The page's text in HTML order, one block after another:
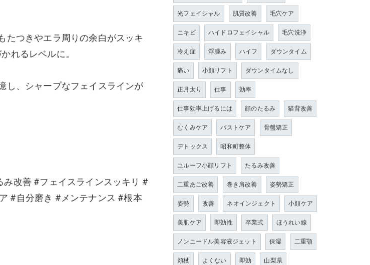
たつきやエラ周りの余白がスッキ
れるレベルに。
し、シャープなフェイスラインが
改善 #フェイスラインスッキリ #
#自分磨き #メンテナンス #根本
光フェイシャル 肌質改善 毛穴ケア
ニキビ ハイドロフェイシャル 毛穴洗浄
冷え症 浮腫み ハイフ ダウンタイム
痛い 小顔リフト ダウンタイムなし
正月太り 仕事 効率
仕事効率上げるには 顔のたるみ 猫背改善
むくみケア バストケア 骨盤矯正
デトックス 昭和町整体
ユルーフ小顔リフト たるみ改善
二重あご改善 巻き肩改善 姿勢矯正
姿勢 改善 ネオインジェクト 小顔ケア
美肌ケア 即効性 卒業式 ほうれい線
ノンニードル美容液ジェット 保湿 二重顎
頬杖 よくない 即効 山梨県